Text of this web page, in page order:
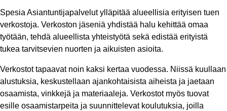
Spesia Asiantuntijapalvelut ylläpitää alueellisia erityisen tuen
verkostoja. Verkoston jäseniä yhdistää halu kehittää omaa
työtään, tehdä alueellista yhteistyötä sekä edistää erityistä
tukea tarvitsevien nuorten ja aikuisten asioita.
Verkostot tapaavat noin kaksi kertaa vuodessa. Niissä kuullaan
alustuksia, keskustellaan ajankohtaisista aiheista ja jaetaan
osaamista, vinkkejä ja materiaaleja. Verkostot myös tuovat
esille osaamistarpeita ja suunnittelevat koulutuksia, joilla